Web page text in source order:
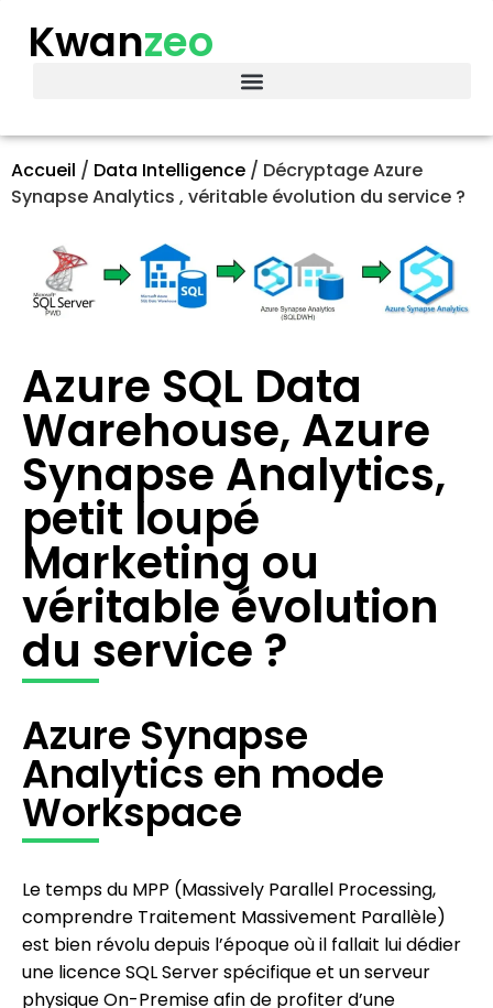
Kwanzeo
Accueil / Data Intelligence / Décryptage Azure
Synapse Analytics , véritable évolution du service ?
Azure SQL Data
Warehouse, Azure
Synapse Analytics,
petit loupé
Marketing ou
véritable évolution
du service ?
Azure Synapse
Analytics en mode
Workspace
Le temps du MPP (Massively Parallel Processing,
comprendre Traitement Massivement Parallèle)
est bien révolu depuis l’époque où il fallait lui dédier
une licence SQL Server spécifique et un serveur
physique On-Premise afin de profiter d’une